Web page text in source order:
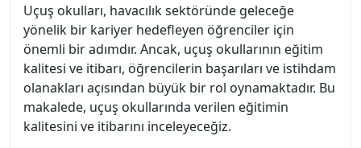
Uçuş okulları, havacılık sektöründe geleceğe
yönelik bir kariyer hedefleyen öğrenciler için
önemli bir adımdır. Ancak, uçuş okullarının eğitim
kalitesi ve itibarı, öğrencilerin başarıları ve istihdam
olanakları açısından büyük bir rol oynamaktadır. Bu
makalede, uçuş okullarında verilen eğitimin
kalitesini ve itibarını inceleyeceğiz.